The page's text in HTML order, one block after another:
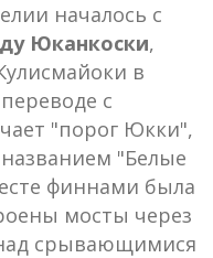
началось с
Юканкоски,
в
с
"порог Юкки",
"Белые
финнами была
мосты через
срывающимися